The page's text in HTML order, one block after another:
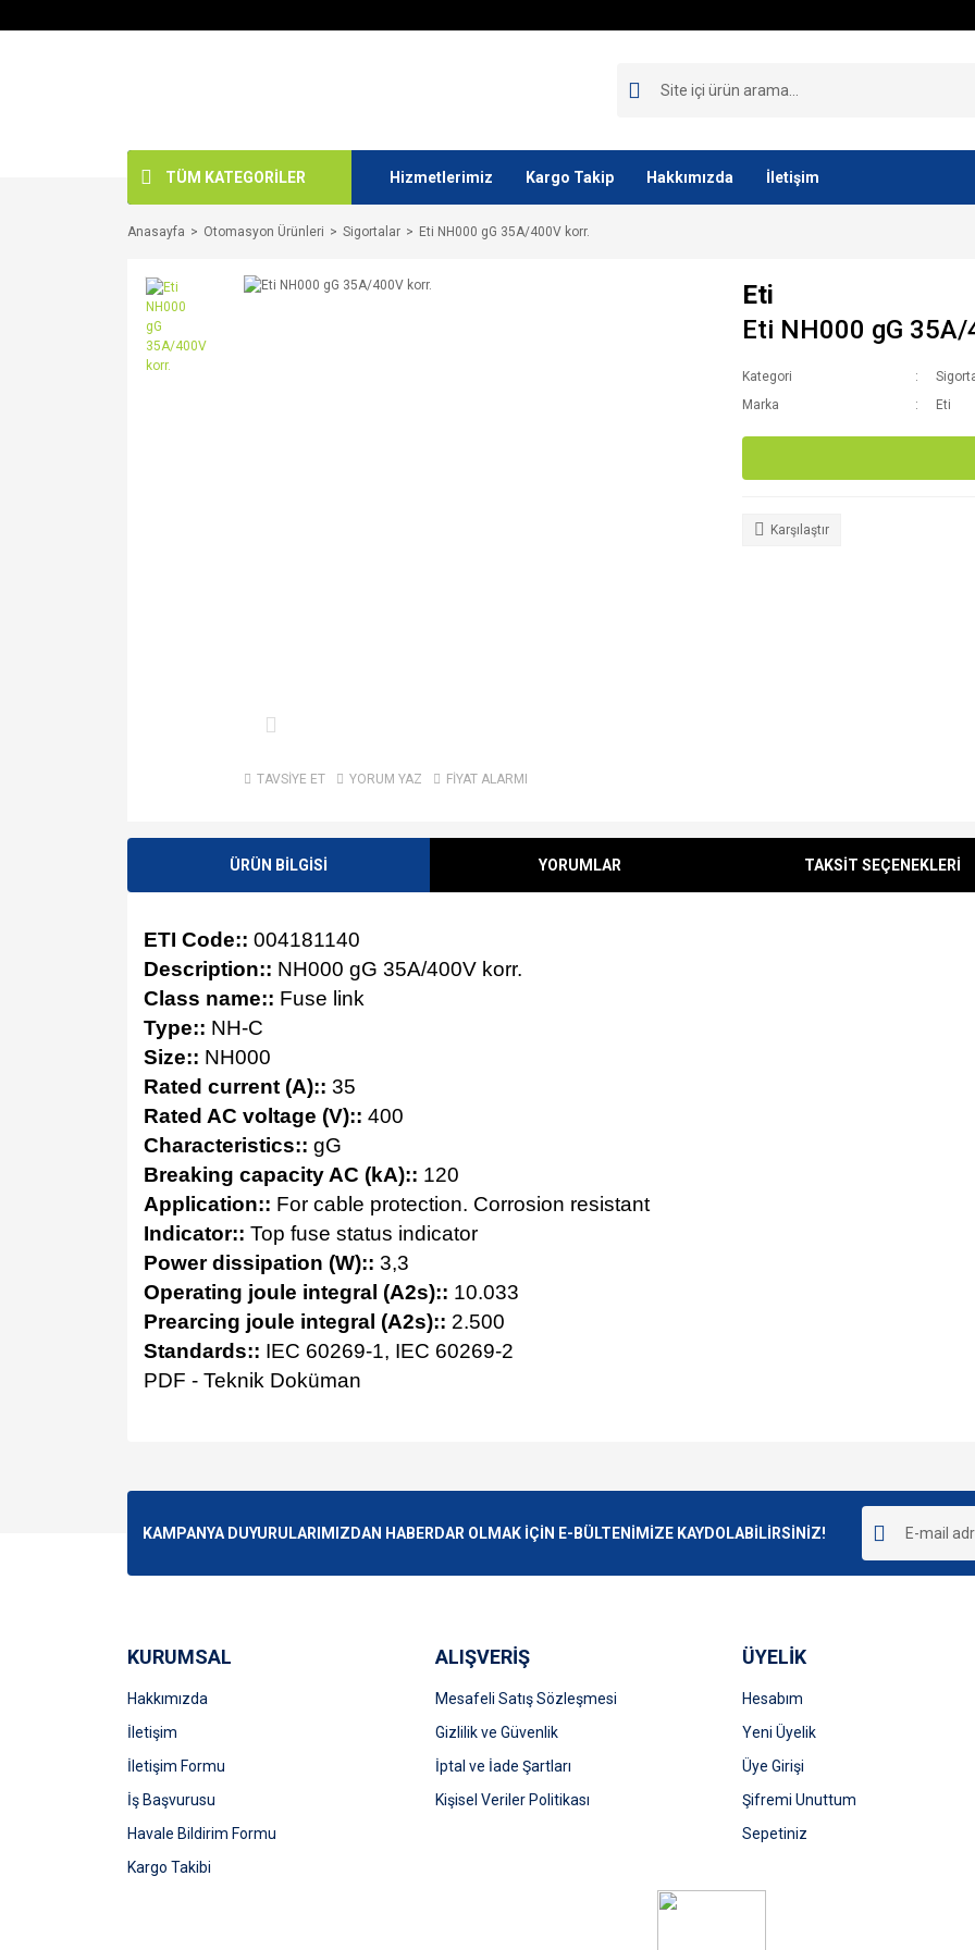
TÜM KATEGORİLER Hizmetlerimiz Kargo Takip Hakkımızda İletişim
Anasayfa Otomasyon Ürünleri Sigortalar Eti NH000 gG 35A/400V korr.
TAVSİYE ET YORUM YAZ FİYAT ALARMI
Eti
Eti NH000 gG 35A/
Kategori
Marka
Eti
Karşılaştır
ÜRÜN BİLGİSİ YORUMLAR TAKSİT SEÇENEKLERİ
ETI Code:: 004181140
Description:: NH000 gG 35A/400V korr.
Class name:: Fuse link
Type:: NH-C
Size:: NH000
Rated current (A):: 35
Rated AC voltage (V):: 400
Characteristics:: gG
Breaking capacity AC (kA):: 120
Application:: For cable protection. Corrosion resistant
Indicator:: Top fuse status indicator
Power dissipation (W):: 3,3
Operating joule integral (A2s):: 10.033
Prearcing joule integral (A2s):: 2.500
Standards:: IEC 60269-1, IEC 60269-2
PDF - Teknik Doküman
Ürün resmi kalitesiz, bozuk veya görüntülenemiyor.
Bu ürüne benzer farklı alternatifler olmalı.
Gönder
KAMPANYA DUYURULARIMIZDAN HABERDAR OLMAK İÇİN E-BÜLTENİMİZE KAYDOLABİLİRSİNİZ!
KURUMSAL
Hakkımızda
İletişim
İletişim Formu
İş Başvurusu
Havale Bildirim Formu
Kargo Takibi
ALIŞVERİŞ
Mesafeli Satış Sözleşmesi
Gizlilik ve Güvenlik
İptal ve İade Şartları
Kişisel Veriler Politikası
ÜYELİK
Hesabım
Yeni Üyelik
Üye Girişi
Şifremi Unuttum
Sepetiniz